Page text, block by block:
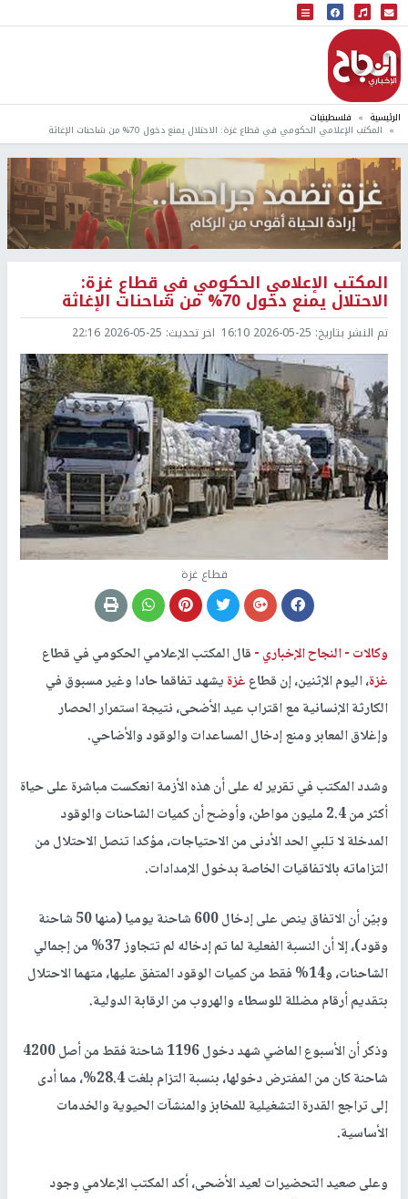
البث المباشر
إذاعة النجاح
الرئيسية فلسطينيات
المكتب الإعلامي الحكومي في قطاع غزة: الاحتلال يمنع دخول 70% من شاحنات الإغاثة
المكتب الإعلامي الحكومي في قطاع غزة:
الاحتلال يمنع دخول 70% من شاحنات الإغاثة
تم النشر بتاريخ: 2026-05-25 16:10 اخر تحديث: 2026-05-25 22:16
قطاع غزة
وكالات -النجاح الإخباري -قال المكتب الإعلامي الحكومي في قطاع
غزة، اليوم الإثنين، إن قطاعغزةيشهد تفاقما حادا وغير مسبوق في
الكارثة الإنسانية مع اقتراب عيد الأضحى، نتيجة استمرار الحصار
وإغلاق المعابر ومنع إدخال المساعدات والوقود والأضاحي.
وشدد المكتب في تقرير له على أن هذه الأزمة انعكست مباشرة على حياة
أكثر من 2.4 مليون مواطن، وأوضح أن كميات الشاحنات والوقود
المدخلة لا تلبي الحد الأدنى من الاحتياجات، مؤكدا تنصل الاحتلال من
التزاماته بالاتفاقيات الخاصة بدخول الإمدادات.
وبيّن أن الاتفاق ينص على إدخال 600 شاحنة يوميا (منها 50 شاحنة
وقود)، إلا أن النسبة الفعلية لما تم إدخاله لم تتجاوز 37% من إجمالي
الشاحنات، و14% فقط من كميات الوقود المتفق عليها، متهما الاحتلال
بتقديم أرقام مضللة للوسطاء والهروب من الرقابة الدولية.
وذكر أن الأسبوع الماضي شهد دخول 1196 شاحنة فقط من أصل 4200
شاحنة كان من المفترض دخولها، بنسبة التزام بلغت 28.4%، مما أدى
إلى تراجع القدرة التشغيلية للمخابز والمنشآت الحيوية والخدمات
الأساسية.
وعلى صعيد التحضيرات لعيد الأضحى، أكد المكتب الإعلامي وجود